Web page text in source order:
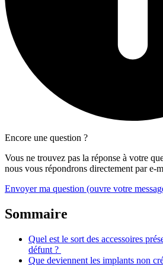
Encore une question ?
Vous ne trouvez pas la réponse à votre
nous vous répondrons directement par e-
Envoyer ma question (ouvre votre
Sommaire
Quel est le sort des accessoires
défunt ?
Que deviennent les implants non